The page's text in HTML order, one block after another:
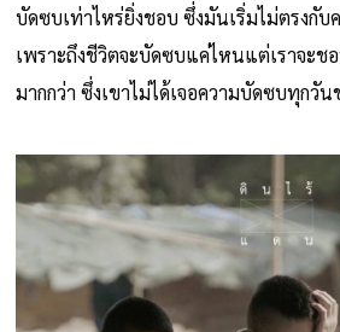
บัดซบเท่าไหร่ยิ่งชอบ ซึ่งมันเริ่มไม่ตรงกับ
เพราะถึงชีวิตจะบัดซบแค่ไหนแต่เราจะช
มากกว่า ซึ่งเขาไม่ได้เจอความบัดซบทุกวั